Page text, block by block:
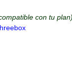
con tu plan).